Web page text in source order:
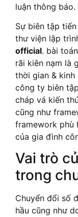
luận thông báo.
Sự biên tập
thư viện lập
official. bài
rãi kiên nạm là
thời gian &
công ty biên
cháp vá kiến
cũng như
framework phù
của gia đình
Vai trò
trong
Chuyển đổi số
hầu cũng như